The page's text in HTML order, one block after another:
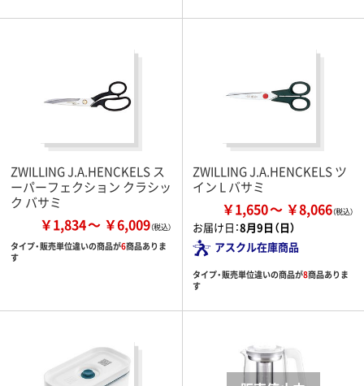
ZWILLING J.A.HENCKELS ス
ーパーフェクション クラシッ
ク バサミ
￥1,834 ￥6,009
タイプ・販売単位違いの商品が6商品ありま
す
ZWILLING J.A.HENCKELS ツ
イン L バサミ
￥1,650 ￥8,066
お届け日：8月9日（日）
アスクル在庫商品
タイプ・販売単位違いの商品が8商品ありま
す